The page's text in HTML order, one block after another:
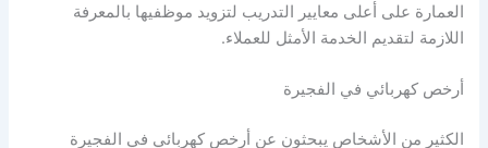
العمارة على أعلى معايير التدريب لتزويد موظفيها بالمعرفة
اللازمة لتقديم الخدمة الأمثل للعملاء.
أرخص كهربائي في الفجيرة
الكثير من الأشخاص يبحثون عن أرخص كهربائي في الفجيرة